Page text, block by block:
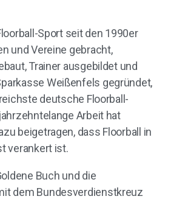
Sport seit den 1990er
und Vereine gebracht,
Trainer ausgebildet und
Weißenfels gegründet,
deutsche Floorball-
Arbeit hat
beigetragen, dass Floorball in
verankert ist.
Buch und die
dem Bundesverdienstkreuz